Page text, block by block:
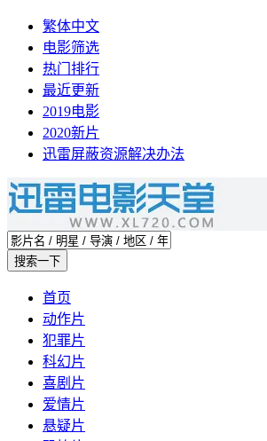
繁体中文
电影筛选
热门排行
最近更新
2019电影
2020新片
迅雷屏蔽资源解决办法
首页
动作片
犯罪片
科幻片
喜剧片
爱情片
悬疑片